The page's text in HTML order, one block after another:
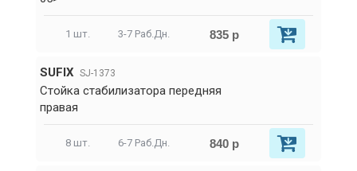
1 шт. 3-7 Раб.Дн. 835 р
SUFIX SJ-1373
Стойка стабилизатора передняя
правая
8 шт. 6-7 Раб.Дн. 840 р